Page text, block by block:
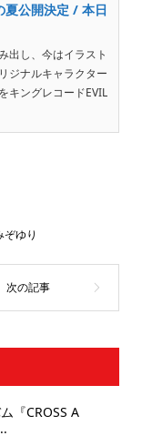
夏公開決定 / 本日
出し、今はイラスト
ジナルキャラクター
キングレコードEVIL
ぞゆり
『CROSS A